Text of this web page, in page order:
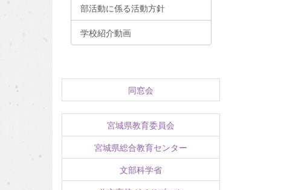
部活動に係る活動方針
学校紹介動画
同窓会
宮城県教育委員会
宮城県総合教育センター
文部科学省